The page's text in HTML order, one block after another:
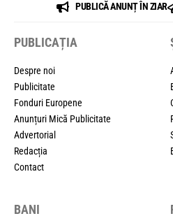
PUBLICĂ ANUNȚ ÎN ZIAR
PUBLICAȚIA
Despre noi
Publicitate
Fonduri Europene
Anunțuri Mică Publicitate
Advertorial
Redacția
Contact
BANI